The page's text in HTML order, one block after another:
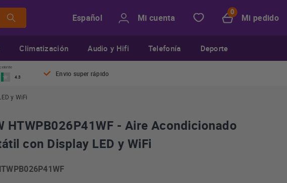
Español Mi cuenta Mi pedido
Climatización Audio y Hifi Telefonía Deporte
4.3 Envio super rápido
y WiFi
HTWPB026P41WF - Aire Acondicionado
con Display LED y WiFi